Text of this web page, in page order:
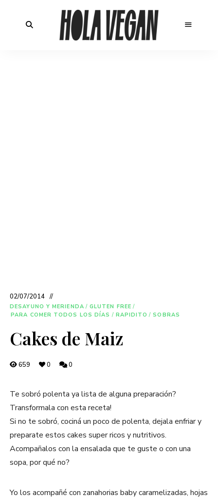
02/07/2014
DESAYUNO Y MERIENDA / GLUTEN FREE /
PARA COMER TODOS LOS DÍAS / RAPIDITO / SOBRAS
Cakes de Maiz
659 0 0
Te sobró polenta ya lista de alguna preparación?
Transformala con esta receta!
Si no te sobró, cociná un poco de polenta, dejala enfriar y
preparate estos cakes super ricos y nutritivos.
Acompañalos con la ensalada que te guste o con una
sopa, por qué no?
Yo los acompañé con zanahorias baby caramelizadas, hojas